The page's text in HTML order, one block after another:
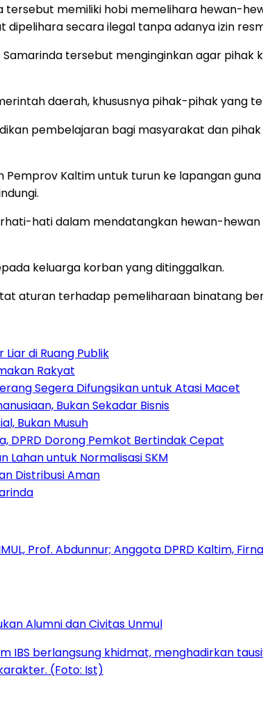
tersebut memiliki hobi memelihara hewan-
secara ilegal tanpa adanya izin
tersebut menginginkan agar pihak
daerah, khususnya pihak-pihak yang
pembelajaran bagi masyarakat dan
Kaltim untuk turun ke lapangan
hati dalam mendatangkan hewan-
keluarga korban yang ditinggalkan.
aturan terhadap pemeliharaan binatang
di Ruang Publik
Rakyat
Segera Difungsikan untuk Atasi Macet
Bukan Sekadar Bisnis
Bukan Musuh
DPRD Dorong Pemkot Bertindak Cepat
untuk Normalisasi SKM
Distribusi Aman
Alumni dan Civitas Unmul